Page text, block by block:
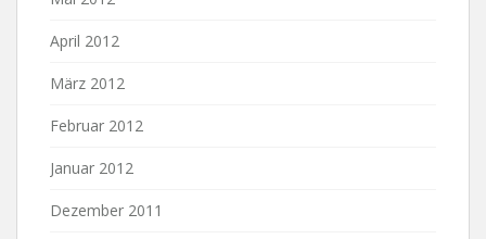
April 2012
März 2012
Februar 2012
Januar 2012
Dezember 2011